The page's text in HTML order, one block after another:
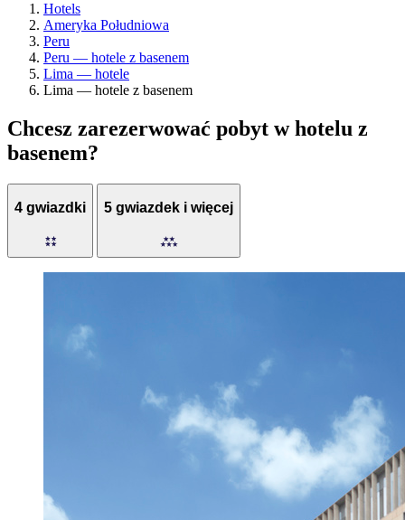
Hotels
Ameryka Południowa
Peru
Peru — hotele z basenem
Lima — hotele
Lima — hotele z basenem
Chcesz zarezerwować pobyt w hotelu z
basenem?
4 gwiazdki 5 gwiazdek i więcej